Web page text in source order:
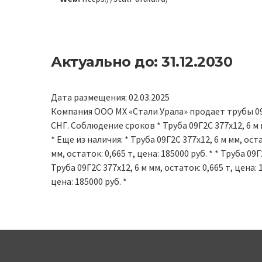
Актуально до: 31.12.2030
Дата размещения: 02.03.2025
Компания ООО МХ «Стали Урала» продает трубы
СНГ. Соблюдение сроков * Труба 09Г2С 377х12, 6
* Еще из наличия: * Труба 09Г2С 377х12, 6 м мм,
мм, остаток: 0,665 т, цена: 185000 руб. * * Труба
Труба 09Г2С 377х12, 6 м мм, остаток: 0,665 т,
цена: 185000 руб. *